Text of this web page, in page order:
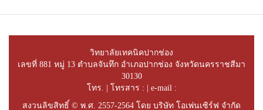
วิทยาลัยเทคนิคปากช่อง
เลขที่ 881 หมู่ 13 ตำบลจันทึก อำเภอปากช่อง จังหวัดนครราชสีมา
30130
โทร. | โทรสาร : | e-mail :
สงวนลิขสิทธิ์ © พ.ศ. 2557-2564 โดย บริษัท โอเพ่นเซิร์ฟ จำกัด